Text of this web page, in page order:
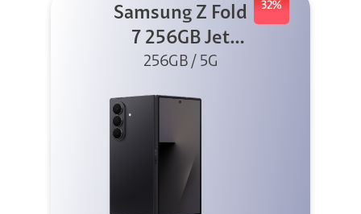
32%
Samsung Z Fold
7 256GB Jet
Black
256GB / 5G